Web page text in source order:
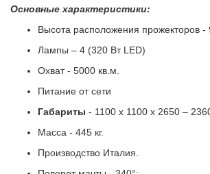
Основные характеристики:
Высота расположения прожекторов -
Лампы – 4 (320 Вт LED)
Охват - 5000 кв.м.
Питание от сети
Габариты - 1100 x 1100 x 2650 –
Масса - 445 кг.
Производство Италия.